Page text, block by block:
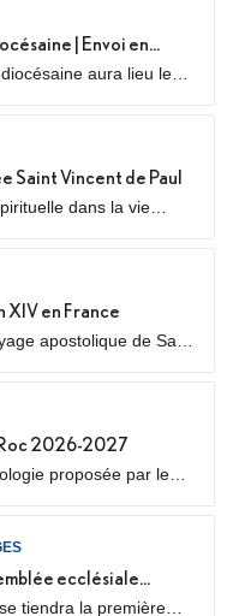
| Envoi en
aura lieu le
Nanterre) Elle sera
mission des Laïcs en
Les Laïcs en...
Saint Vincent de Paul
dans la vie
spirituel, service
ou des plus jeunes,
XIV en France
apostolique de Sa
avec la confirmation
les 25 et 26
2026-2027
proposée par le
ecclésiale
tiendra la première